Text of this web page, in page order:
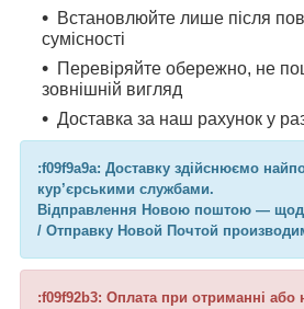
Встановлюйте лише після
сумісності
Перевіряйте обережно, не
зовнішній вигляд
Доставка за наш рахунок у
:f09f9a9a: Доставку здійснюємо
кур’єрськими службами.
Відправлення Новою поштою —
/ Отправку Новой Почтой
:f09f92b3: Оплата при отриманні або